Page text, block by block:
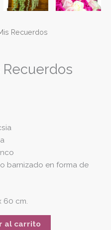
Recuerdos
Recuerdos
barnizado en forma de
60 cm.
al carrito